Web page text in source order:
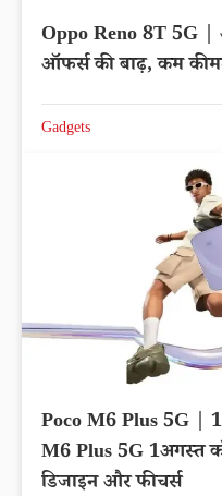
Oppo Reno 8T 5G |
ऑफर्स की बाढ़, कम
Gadgets
Poco M6 Plus 5G |
M6 Plus 5G 1अगस्त
डिजाइन और फीचर्स